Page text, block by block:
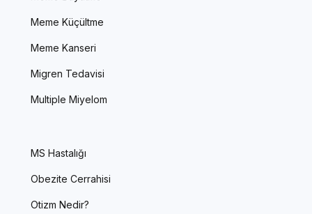
Meme Küçültme
Meme Kanseri
Migren Tedavisi
Multiple Miyelom
MS Hastalığı
Obezite Cerrahisi
Otizm Nedir?